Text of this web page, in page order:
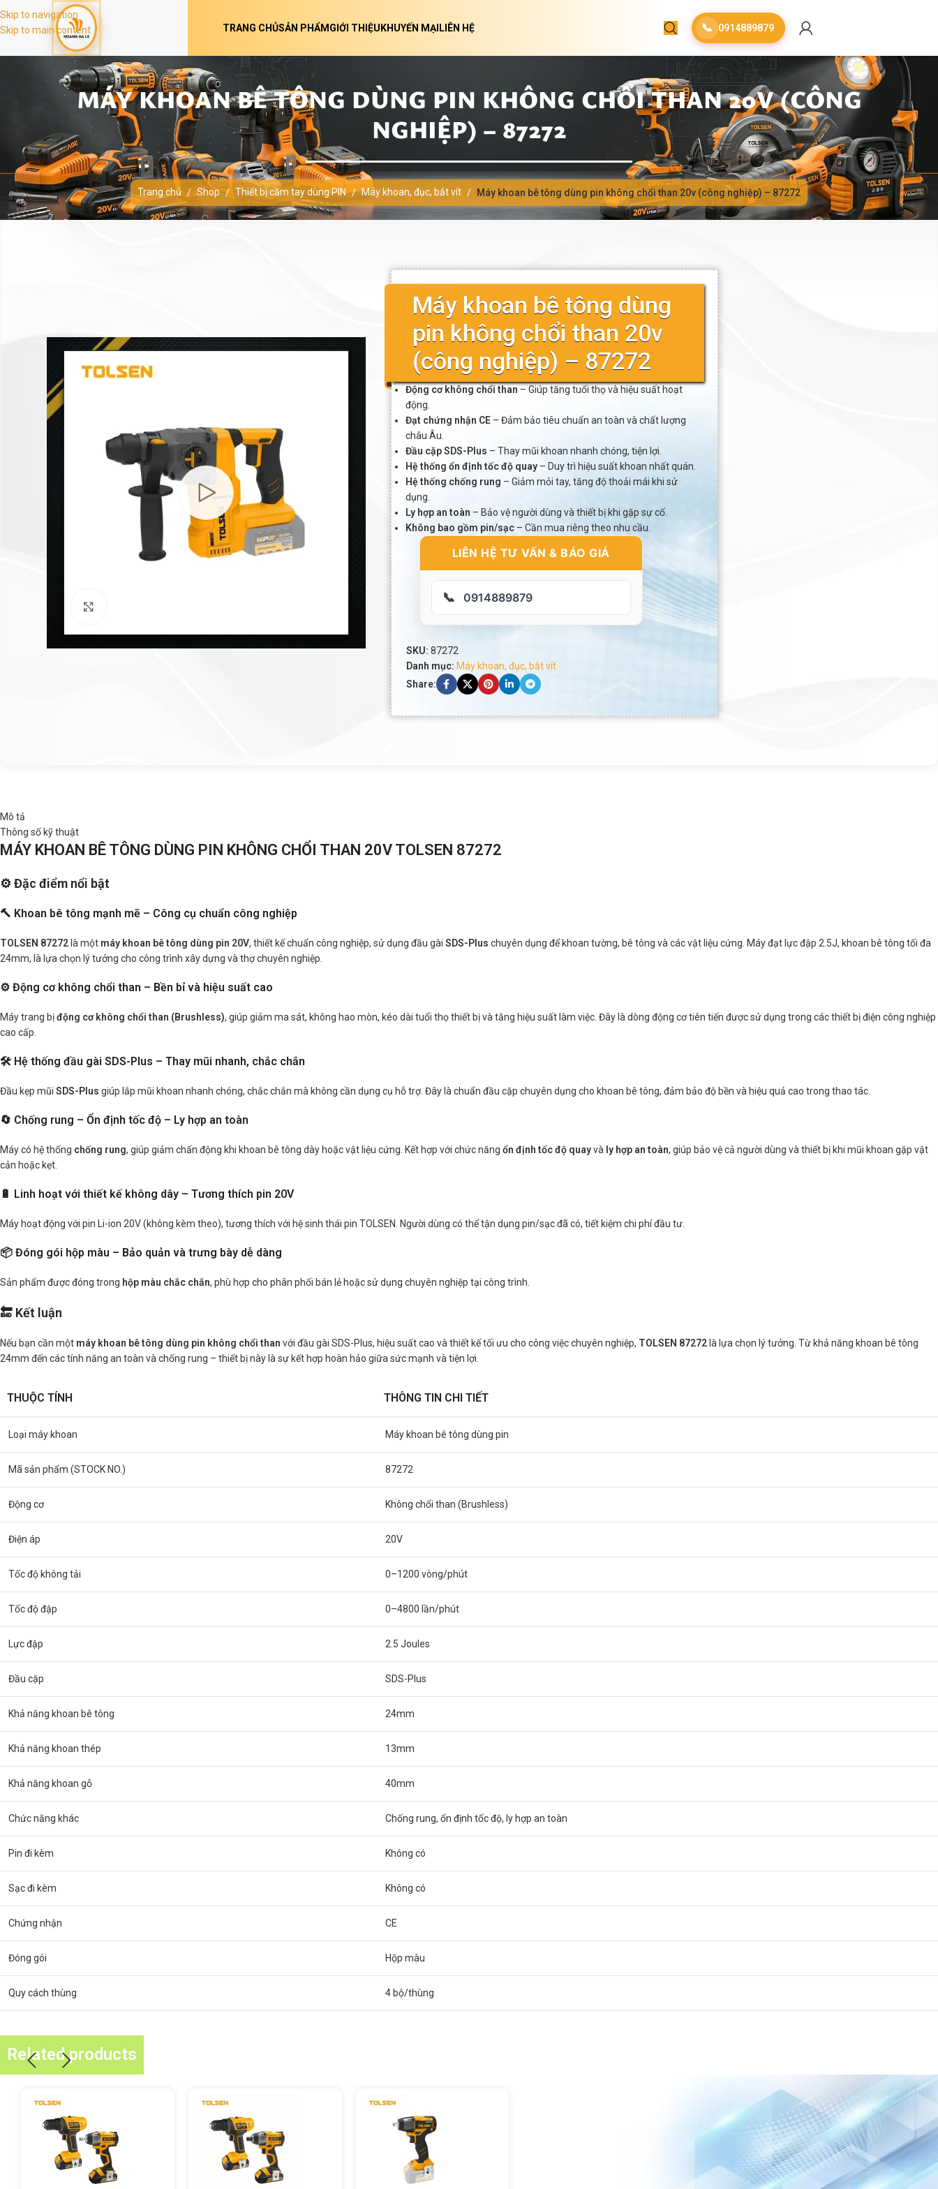
Skip to navigation
Skip to main content
TRANG CHỦSẢN PHẨMGIỚI THIỆUKHUYẾN MẠILIÊN HỆ 📞 0914889879
MÁY KHOAN BÊ TÔNG DÙNG PIN KHÔNG CHỔI THAN 20V (CÔNG
NGHIỆP) – 87272
Trang chủ / Shop / Thiết bị cầm tay dùng PIN / Máy khoan, đục, bắt vít / Máy khoan bê tông dùng pin không chổi than 20v (công nghiệp) – 87272
Máy khoan bê tông dùng
pin không chổi than 20v
(công nghiệp) – 87272
Động cơ không chổi than – Giúp tăng tuổi thọ và hiệu suất hoạt
động.
Đạt chứng nhận CE– Đảm bảo tiêu chuẩn an toàn và chất lượng
châu Âu.
Đầu cặp SDS-Plus – Thay mũi khoan nhanh chóng, tiện lợi.
Hệ thống ổn định tốc độ quay– Duy trì hiệu suất khoan nhất quán.
Hệ thống chống rung – Giảm mỏi tay, tăng độ thoải mái khi sử
dụng.
Ly hợp an toàn – Bảo vệ người dùng và thiết bị khi gặp sự cố.
Không bao gồm pin/sạc– Cần mua riêng theo nhu cầu.
LIÊN HỆ TƯ VẤN & BÁO GIÁ
📞 0914889879
SKU: 87272
Danh mục: Máy khoan, đục, bắt vít
Share:
Mô tả
Thông số kỹ thuật
MÁY KHOAN BÊ TÔNG DÙNG PIN KHÔNG CHỔI THAN 20V TOLSEN 87272
⚙️ Đặc điểm nổi bật
🔨 Khoan bê tông mạnh mẽ – Công cụ chuẩn công nghiệp
TOLSEN 87272 là một máy khoan bê tông dùng pin 20V, thiết kế chuẩn công nghiệp, sử dụng đầu gài SDS-Plus chuyên dụng để khoan tường, bê tông và các vật liệu cứng. Máy đạt lực đập 2.5J, khoan bê tông tối đa
24mm, là lựa chọn lý tưởng cho công trình xây dựng và thợ chuyên nghiệp.
⚙️ Động cơ không chổi than – Bền bỉ và hiệu suất cao
Máy trang bịđộng cơ không chổi than (Brushless), giúp giảm ma sát, không hao mòn, kéo dài tuổi thọ thiết bị và tăng hiệu suất làm việc. Đây là dòng động cơ tiên tiến được sử dụng trong các thiết bị điện công nghiệp
cao cấp.
🛠️ Hệ thống đầu gài SDS-Plus – Thay mũi nhanh, chắc chắn
Đầu kẹp mũi SDS-Plus giúp lắp mũi khoan nhanh chóng, chắc chắn mà không cần dụng cụ hỗ trợ. Đây là chuẩn đầu cặp chuyên dụng cho khoan bê tông, đảm bảo độ bền và hiệu quả cao trong thao tác.
🔄 Chống rung – Ổn định tốc độ – Ly hợp an toàn
Máy có hệ thống chống rung, giúp giảm chấn động khi khoan bê tông dày hoặc vật liệu cứng. Kết hợp với chức năng ổn định tốc độ quayvà ly hợp an toàn, giúp bảo vệ cả người dùng và thiết bị khi mũi khoan gặp vật
cản hoặc kẹt.
🔋 Linh hoạt với thiết kế không dây – Tương thích pin 20V
Máy hoạt động với pin Li-ion 20V (không kèm theo), tương thích với hệ sinh thái pin TOLSEN. Người dùng có thể tận dụng pin/sạc đã có, tiết kiệm chi phí đầu tư.
📦 Đóng gói hộp màu – Bảo quản và trưng bày dễ dàng
Sản phẩm được đóng trong hộp màu chắc chắn, phù hợp cho phân phối bán lẻ hoặc sử dụng chuyên nghiệp tại công trình.
🔚 Kết luận
Nếu bạn cần một máy khoan bê tông dùng pin không chổi than với đầu gài SDS-Plus, hiệu suất cao và thiết kế tối ưu cho công việc chuyên nghiệp, TOLSEN 87272 là lựa chọn lý tưởng. Từ khả năng khoan bê tông
24mm đến các tính năng an toàn và chống rung – thiết bị này là sự kết hợp hoàn hảo giữa sức mạnh và tiện lợi.
THUỘC TÍNH THÔNG TIN CHI TIẾT
Loại máy khoan Máy khoan bê tông dùng pin
Mã sản phẩm (STOCK NO.) 87272
Động cơ Không chổi than (Brushless)
Điện áp 20V
Tốc độ không tải 0–1200 vòng/phút
Tốc độ đập 0–4800 lần/phút
Lực đập 2.5 Joules
Đầu cặp SDS-Plus
Khả năng khoan bê tông 24mm
Khả năng khoan thép 13mm
Khả năng khoan gỗ 40mm
Chức năng khác Chống rung, ổn định tốc độ, ly hợp an toàn
Pin đi kèm Không có
Sạc đi kèm Không có
Chứng nhận CE
Đóng gói Hộp màu
Quy cách thùng 4 bộ/thùng
Related products